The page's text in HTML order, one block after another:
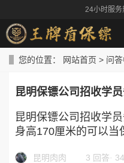
24小时服
您的位置： 网站首页 > 问
昆明保镖公司招收学
昆明保镖公司招收学
身高170厘米的可以当
昆明肉肉 3 回答·